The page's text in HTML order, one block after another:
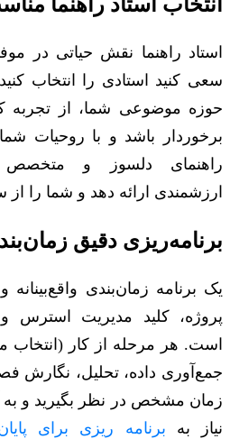
استاد راهنما نقش حیاتی در
سعی کنید استادی را انتخاب
حوزه موضوعی شما، از تجربه
برخوردار باشد و با روحیات
راهنمای دلسوز و متخصص
ارزشمندی ارائه دهد و شما را
برنامه‌ریزی دقیق
یک برنامه زمان‌بندی
پروژه، کلید مدیریت استرس و
است. هر مرحله از کار (انتخاب
جمع‌آوری داده، تحلیل، نگارش
زمان مشخص در نظر بگیرید و به
نیاز به برنامه ریزی برای